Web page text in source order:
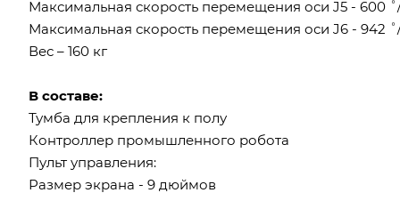
Максимальная скорость перемещения оси J5 - 600
Максимальная скорость перемещения оси J6 - 942
Вес – 160 кг
В составе:
Тумба для крепления к полу
Контроллер промышленного робота
Пульт управления:
Размер экрана - 9 дюймов